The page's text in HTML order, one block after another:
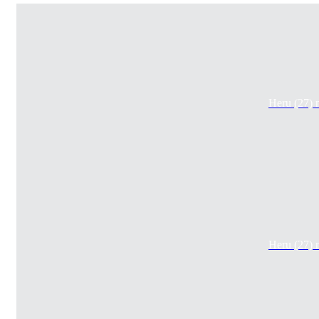
Heru (27)
Heru (27)